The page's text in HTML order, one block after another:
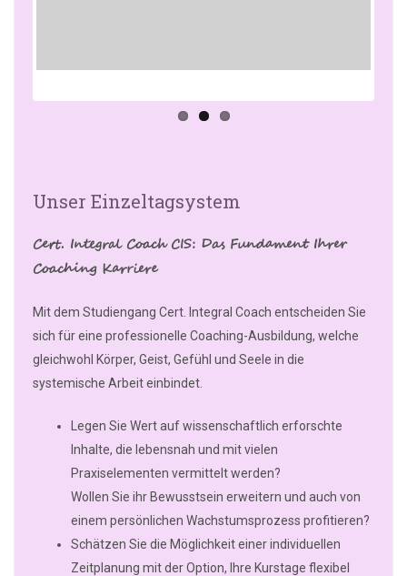
Unser Einzeltagsystem
Cert. Integral Coach CIS: Das Fundament Ihrer
Coaching Karriere
Mit dem Studiengang Cert. Integral Coach entscheiden Sie
sich für eine professionelle Coaching-Ausbildung, welche
gleichwohl Körper, Geist, Gefühl und Seele in die
systemische Arbeit einbindet.
Legen Sie Wert auf wissenschaftlich erforschte
Inhalte, die lebensnah und mit vielen
Praxiselementen vermittelt werden?
Wollen Sie ihr Bewusstsein erweitern und auch von
einem persönlichen Wachstumsprozess profitieren?
Schätzen Sie die Möglichkeit einer individuellen
Zeitplanung mit der Option, Ihre Kurstage flexibel